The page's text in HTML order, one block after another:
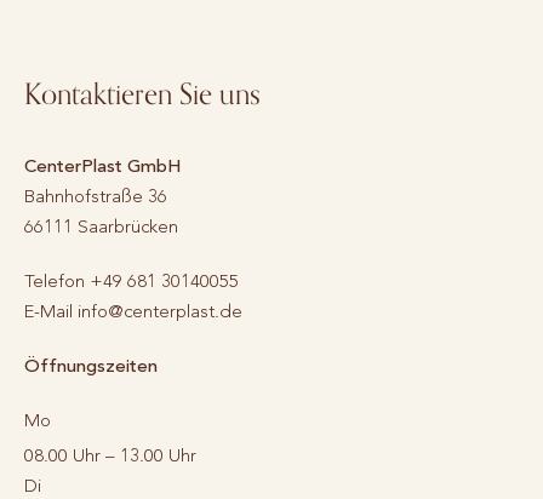
Kontaktieren Sie uns
CenterPlast GmbH
Bahnhofstraße 36
66111 Saarbrücken
Telefon +49 681 30140055
E-Mail info@centerplast.de
Öffnungszeiten
Mo
08.00 Uhr – 13.00 Uhr
Di